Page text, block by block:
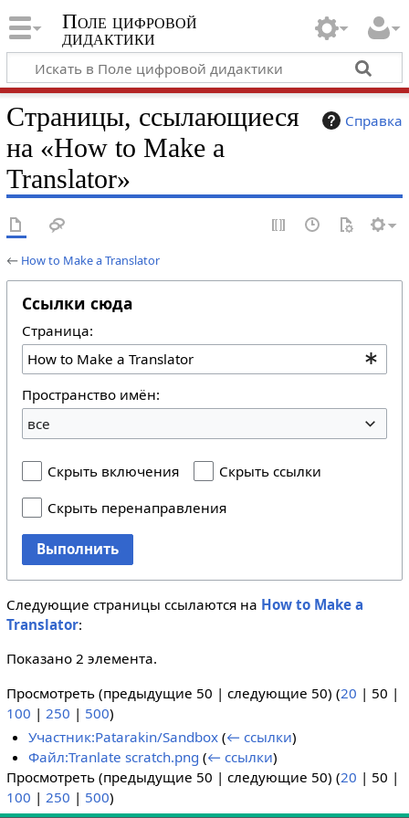
Поле цифровой
дидактики
Справка
Страницы, ссылающиеся
на «How to Make a
Translator»
← How to Make a Translator
Ссылки сюда
Страница:
Пространство имён:
все
Скрыть включения
Скрыть ссылки
Скрыть перенаправления
Выполнить
Следующие страницы ссылаются на How to Make a
Translator:
Показано 2 элемента.
Просмотреть (предыдущие 50 | следующие 50) (20 | 50 |
100 | 250 | 500)
Участник:Patarakin/Sandbox (← ссылки)
Файл:Tranlate scratch.png (← ссылки)
Просмотреть (предыдущие 50 | следующие 50) (20 | 50 |
100 | 250 | 500)